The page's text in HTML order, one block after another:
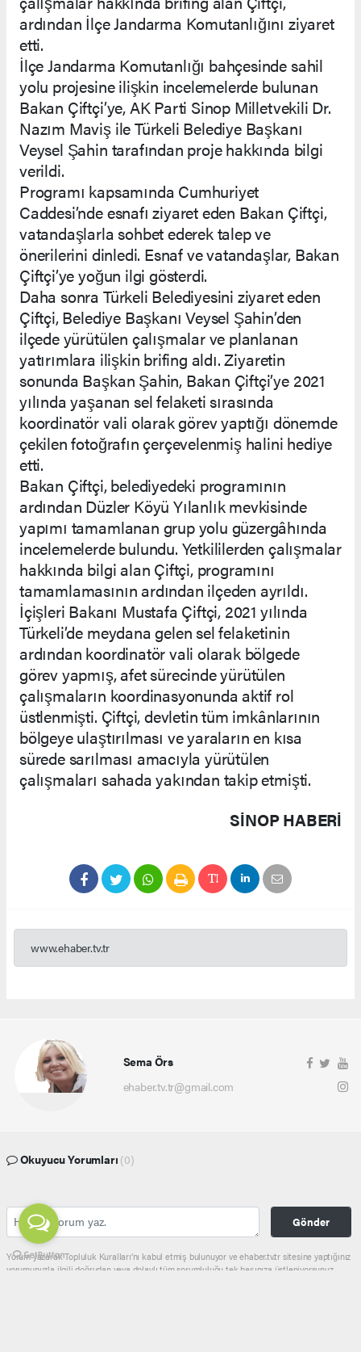
ardından İlçe Jandarma Komutanlığını ziyaret
etti.
İlçe Jandarma Komutanlığı bahçesinde sahil
yolu projesine ilişkin incelemelerde bulunan
Bakan Çiftçi’ye, AK Parti Sinop Milletvekili Dr.
Nazım Maviş ile Türkeli Belediye Başkanı
Veysel Şahin tarafından proje hakkında bilgi
verildi.
Programı kapsamında Cumhuriyet
Caddesi’nde esnafı ziyaret eden Bakan Çiftçi,
vatandaşlarla sohbet ederek talep ve
önerilerini dinledi. Esnaf ve vatandaşlar, Bakan
Çiftçi’ye yoğun ilgi gösterdi.
Daha sonra Türkeli Belediyesini ziyaret eden
Çiftçi, Belediye Başkanı Veysel Şahin’den
ilçede yürütülen çalışmalar ve planlanan
yatırımlara ilişkin brifing aldı. Ziyaretin
sonunda Başkan Şahin, Bakan Çiftçi’ye 2021
yılında yaşanan sel felaketi sırasında
koordinatör vali olarak görev yaptığı dönemde
çekilen fotoğrafın çerçevelenmiş halini hediye
etti.
Bakan Çiftçi, belediyedeki programının
ardından Düzler Köyü Yılanlık mevkisinde
yapımı tamamlanan grup yolu güzergâhında
incelemelerde bulundu. Yetkililerden çalışmalar
hakkında bilgi alan Çiftçi, programını
tamamlamasının ardından ilçeden ayrıldı.
İçişleri Bakanı Mustafa Çiftçi, 2021 yılında
Türkeli’de meydana gelen sel felaketinin
ardından koordinatör vali olarak bölgede
görev yapmış, afet sürecinde yürütülen
çalışmaların koordinasyonunda aktif rol
üstlenmişti. Çiftçi, devletin tüm imkânlarının
bölgeye ulaştırılması ve yaraların en kısa
sürede sarılması amacıyla yürütülen
çalışmaları sahada yakından takip etmişti.
SINOP HABERİ
www.ehaber.tv.tr
Sema Örs
ehaber.tv.tr@gmail.com
Okuyucu Yorumları (0)
Gönder
Yorum yazarak Topluluk Kuralları’nı kabul etmiş bulunuyor ve ehaber.tv.tr sitesine yaptığınız
yorumunuzla ilgili doğrudan veya dolaylı tüm sorumluluğu tek başınıza üstleniyorsunuz.